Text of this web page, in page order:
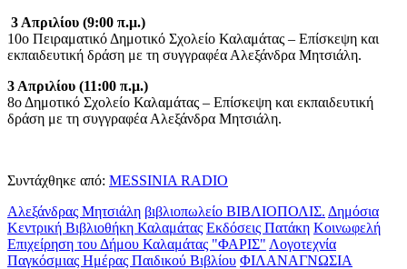
3 Απριλίου (9:00 π.μ.)
10ο Πειραματικό Δημοτικό Σχολείο Καλαμάτας – Επίσκεψη και
εκπαιδευτική δράση με τη συγγραφέα Αλεξάνδρα Μητσιάλη.
3 Απριλίου (11:00 π.μ.)
8ο Δημοτικό Σχολείο Καλαμάτας – Επίσκεψη και εκπαιδευτική
δράση με τη συγγραφέα Αλεξάνδρα Μητσιάλη.
Συντάχθηκε από: MESSINIA RADIO
Αλεξάνδρας Μητσιάλη βιβλιοπωλείο ΒΙΒΛΙΟΠΟΛΙΣ. Δημόσια
Κεντρική Βιβλιοθήκη Καλαμάτας Εκδόσεις Πατάκη Κοινωφελή
Επιχείρηση του Δήμου Καλαμάτας "ΦΑΡΙΣ" Λογοτεχνία
Παγκόσμιας Ημέρας Παιδικού Βιβλίου ΦΙΛΑΝΑΓΝΩΣΙΑ